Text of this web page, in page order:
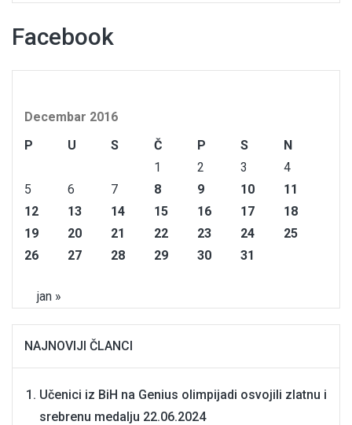
Facebook
Decembar 2016
P
U S Č P S
N
1
2 3
4
5
6 7 8 9 10
11
12
13 14 15 16 17
18
19
20 21 22 23 24
25
26
27 28 29 30 31
jan »
NAJNOVIJI ČLANCI
Učenici iz BiH na Genius olimpijadi osvojili zlatnu i
srebrenu medalju 22.06.2024